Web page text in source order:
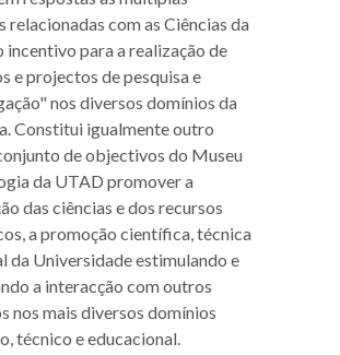
relacionadas com as Ciências da
incentivo para a realização de
e projectos de pesquisa e
nos diversos domínios da
Constitui igualmente outro
de objectivos do Museu
da UTAD promover a
das ciências e dos recursos
a promoção científica, técnica
da Universidade estimulando e
a interacção com outros
nos mais diversos domínios
técnico e educacional.